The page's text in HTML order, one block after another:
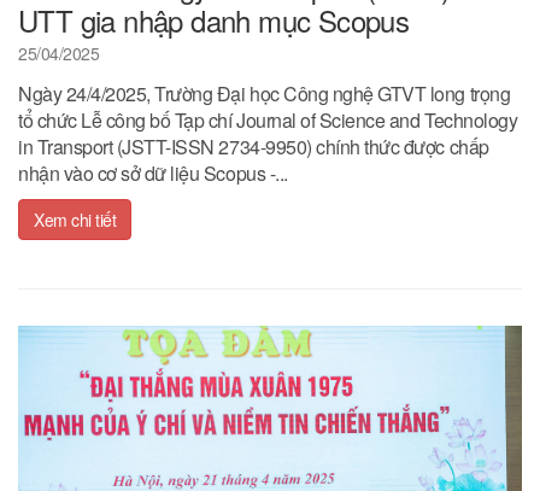
UTT gia nhập danh mục Scopus
25/04/2025
Ngày 24/4/2025, Trường Đại học Công nghệ GTVT long trọng
tổ chức Lễ công bố Tạp chí Journal of Science and Technology
in Transport (JSTT-ISSN 2734-9950) chính thức được chấp
nhận vào cơ sở dữ liệu Scopus -...
Xem chi tiết